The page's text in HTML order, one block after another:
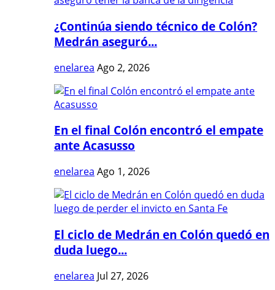
¿Continúa siendo técnico de Colón?
Medrán aseguró...
enelarea Ago 2, 2026
En el final Colón encontró el empate
ante Acasusso
enelarea Ago 1, 2026
El ciclo de Medrán en Colón quedó en
duda luego...
enelarea Jul 27, 2026